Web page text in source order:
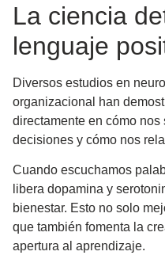
La ciencia
lenguaje
Diversos estudios en
organizacional han
directamente en cómo
decisiones y cómo nos
Cuando escuchamos
libera dopamina y
bienestar. Esto no solo
que también fomenta la
apertura al aprendizaje.